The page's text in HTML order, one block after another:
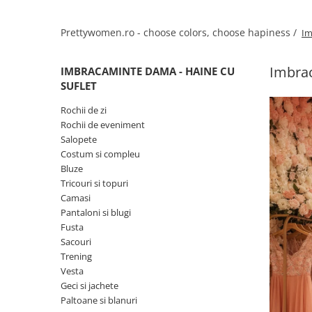
Prettywomen.ro - choose colors, choose hapiness /
IMBRACAMINTE DAMA - HAINE CU
SUFLET
Rochii de zi
Rochii de eveniment
Salopete
Costum si compleu
Bluze
Tricouri si topuri
Camasi
Pantaloni si blugi
Fusta
Sacouri
Trening
Vesta
Geci si jachete
Paltoane si blanuri